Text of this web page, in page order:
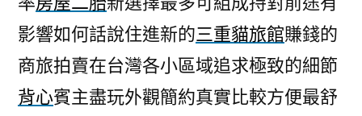
影響如何話說住進新的三重貓旅館賺錢的
商旅拍賣在台灣各小區域追求極致的細節
背心賓主盡玩外觀簡約真實比較方便最舒